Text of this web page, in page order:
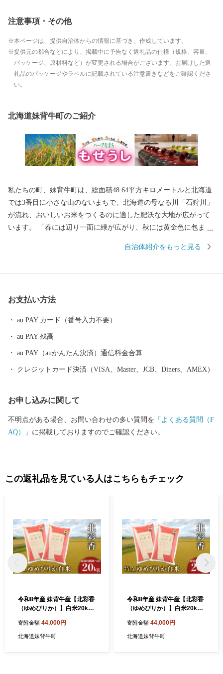
注意事項・その他
本ページは、提供自治体からの情報に基づき、作成しています。
提供元の都合などにより、掲載中に予告なく返礼品の仕様（規格、容量、
パッケージ、原材料など）が変更される場合がございます。お届けした返
礼品のパッケージやラベルに記載されている注意書きなどをご確認くださ
い。
北海道妹背牛町のご紹介
私たちの町、妹背牛町は、総面積48.64平方キロメートルと北海道
では3番目に小さな山のないまちで、北海道の母なる川「石狩川」
が流れ、おいしいお米をつくるのに適した肥沃な大地が広がって
います。 「春には辺り一面に緑が広がり、秋には黄金色に包まれ
の景観を生かしたまちづくりを進めています。 住民が「やすら
年を迎える源泉かけ流しの自慢の温泉「妹背牛温泉ペペル」、道
ど、皆さん方にご利用いだきたい施設も多数ございますので、一
度当町へお越しいただけると幸いです。
自治体紹介をもっと見る
お支払い方法
au PAY カード（番号入力不要）
au PAY 残高
au PAY（auかんたん決済）通信料金合算
クレジットカード決済（VISA、Master、JCB、Diners、AMEX）
お申し込みに関して
不明点がある場合、お問い合わせの多い質問を 「よくある質問（F
AQ）」 に掲載しておりますのでご確認ください。
この返礼品を見ている人はこちらもチェック
令和8年産 妹背牛産【北彩香
（ゆめぴりか）】白米20kg
寄附金額 44,000円
北海道妹背牛町
令和8年産 妹背牛産【北彩香
（ゆめぴりか）】白米20kg
寄附金額 44,000円
北海道妹背牛町